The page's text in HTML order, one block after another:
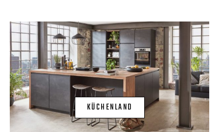
KÜCHENLAND